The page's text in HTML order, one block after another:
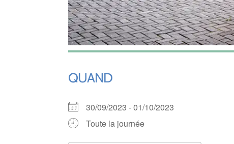
QUAND
30/09/2023 - 01/10/2023
Toute la journée